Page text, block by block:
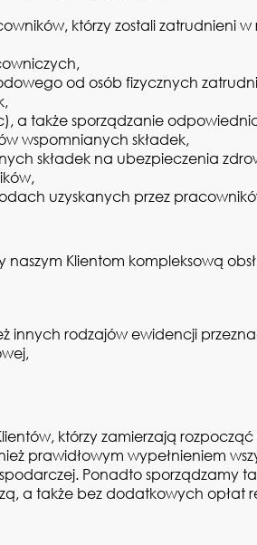
którzy zostali zatrudnieni
od osób fizycznych
a także sporządzanie
wspomnianych składek,
składek na ubezpieczenia
uzyskanych przez
naszym Klientom kompleksową
innych rodzajów ewidencji
którzy zamierzają
prawidłowym wypełnieniem
Ponadto sporządzamy
a także bez dodatkowych opłat